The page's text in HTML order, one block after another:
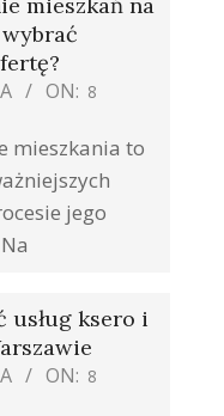
wybrać
ON: 8
mieszkania to
jego
usług ksero i
ON: 8